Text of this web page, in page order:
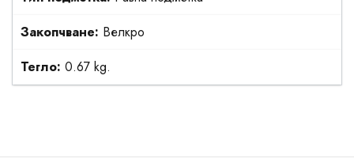
Закопчване: Велкро
Тегло: 0.67 kg.